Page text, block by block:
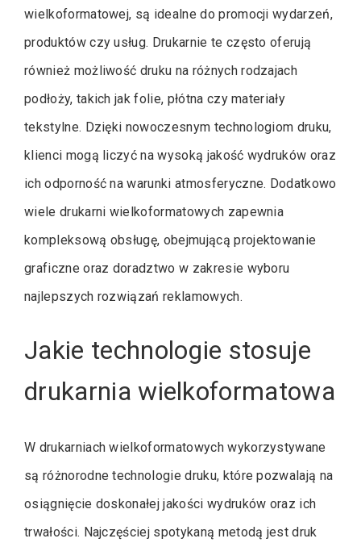
wielkoformatowej, są idealne do promocji wydarzeń,
produktów czy usług. Drukarnie te często oferują
również możliwość druku na różnych rodzajach
podłoży, takich jak folie, płótna czy materiały
tekstylne. Dzięki nowoczesnym technologiom druku,
klienci mogą liczyć na wysoką jakość wydruków oraz
ich odporność na warunki atmosferyczne. Dodatkowo
wiele drukarni wielkoformatowych zapewnia
kompleksową obsługę, obejmującą projektowanie
graficzne oraz doradztwo w zakresie wyboru
najlepszych rozwiązań reklamowych.
Jakie technologie stosuje
drukarnia wielkoformatowa
W drukarniach wielkoformatowych wykorzystywane
są różnorodne technologie druku, które pozwalają na
osiągnięcie doskonałej jakości wydruków oraz ich
trwałości. Najczęściej spotykaną metodą jest druk